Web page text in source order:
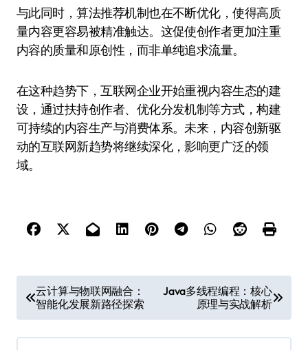
与此同时，算法推荐机制也在不断优化，使得高质
量内容更容易被精准触达。这促使创作者更加注重
内容的质量和原创性，而非单纯追求流量。
在这种趋势下，互联网企业开始重视内容生态的建
设，通过扶持创作者、优化分发机制等方式，构建
可持续的内容生产与消费体系。未来，内容创新驱
动的互联网新趋势将继续深化，影响更广泛的领
域。
章
导
云计算与物联网融合：
智能化发展新路径探索
Java多线程编程：核心
原理与实战解析